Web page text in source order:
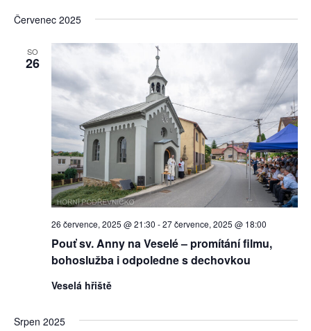
pro
hledání
a
Akce
datum.
Červenec 2025
SO
26
Pouť sv. Anny na Veselé – promítání filmu,
bohoslužba i odpoledne s dechovkou
26 července, 2025 @ 21:30 -27 července, 2025 @ 18:00
Veselá hřiště
Srpen 2025